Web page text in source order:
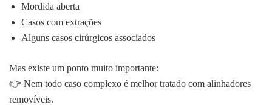
Mordida aberta
Casos com extrações
Alguns casos cirúrgicos associados
Mas existe um ponto muito importante:
👉 Nem todo caso complexo é melhor tratado com alinhadores
removíveis.